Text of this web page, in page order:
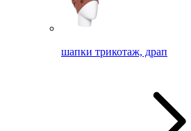
шапки трикотаж, драп